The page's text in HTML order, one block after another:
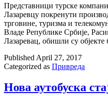
Представници турске
Лазаревцу покренути
трговине, туризма и
Владе Републике Србије,
Лазаревац, обишли су
Published April 27, 2017
Categorized as Привреда
Нова аутобуска